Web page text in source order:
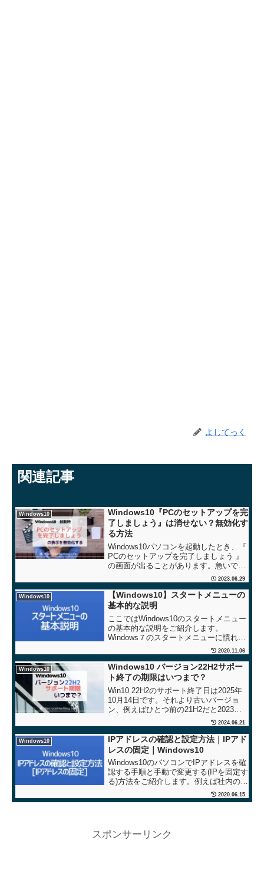
よしてっく
関連記事
Windows10
Windows10『PCのセットアップを完
了しましょう』は消せない？無効化す
る方法
Windows10パソコンを起動したとき、『
PCのセットアップを完了しましょう 』
の画面が出ることがあります。急いでい
るときに出られても、とてもうっとおし
いので無効化する設定手順をご紹介しま
す。Win10：起動時の『PCのセットアッ
プを完...
2023.06.29
Windows10
【Windows10】スタートメニューの
基本的な説明
ここではWindows10のスタートメニュー
の基本的な説明をご紹介します。
Windows７のスタートメニューに慣れて
いたユーザーはまずここでつまづいたは
ず。全てのプログラムの並び方も変わっ
てしまい目的のアプリになかなかたどり
着けず苦労しました。
2020.11.06
Windows10
Windows10 バージョン22H2サポー
ト終了の期限はいつまで？
Win10 22H2のサポート終了日は2025年
10月14日です。それより古いバージョ
ン、例えばひとつ前の21H2だと2023年6
月13日でサポートが終了します。最新版
にアップデートしておきましょう。
2024.06.21
Windows10
IPアドレスの確認と設定方法｜IPアド
レスの固定｜Windows10
Windows10のパソコンでIPアドレスを確
認する手順と手動で変更する(IPを固定す
る)方法をご紹介します。例えば社内のネ
ットワークを利用する場合などは自動取
得ではなくそのパソコンだけのIPアドレ
2020.06.15
スポンサーリンク